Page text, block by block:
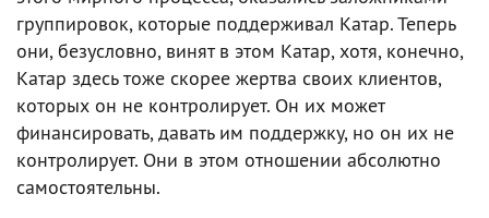
группировок, которые поддерживал Катар. Теперь
они, безусловно, винят в этом Катар, хотя, конечно,
Катар здесь тоже скорее жертва своих клиентов,
которых он не контролирует. Он их может
финансировать, давать им поддержку, но он их не
контролирует. Они в этом отношении абсолютно
самостоятельны.